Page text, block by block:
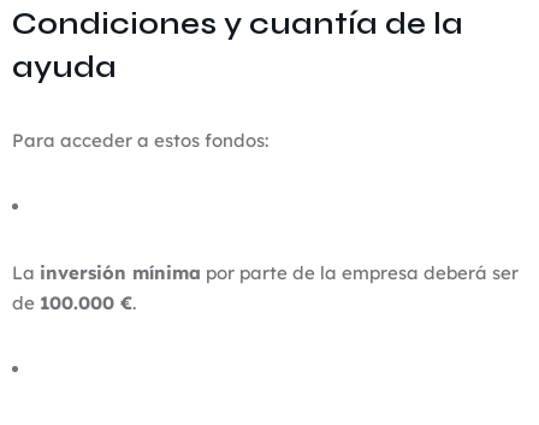
Condiciones y cuantía de la
ayuda
Para acceder a estos fondos:
La inversión mínima por parte de la empresa deberá ser
de 100.000 €.